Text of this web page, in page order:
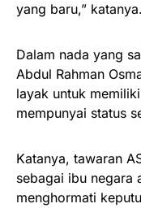
yang baru,” katanya.
Dalam nada yang
Abdul Rahman
layak untuk
mempunyai status
Katanya, tawaran
sebagai ibu negara
menghormati